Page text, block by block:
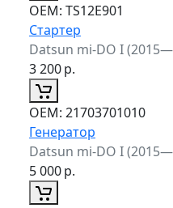
ОЕМ: TS12E901
Стартер
Datsun mi-DO I
3 200р.
ОЕМ: 21703701010
Генератор
Datsun mi-DO I
5 000р.